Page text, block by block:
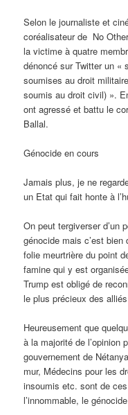
Selon le journaliste et
coréalisateur de No
la victime à quatre
dénoncé sur Twitter un
soumises au droit
soumis au droit civil) ».
ont agressé et battu le
Ballal.
Génocide en cours
Jamais plus, je ne
un Etat qui fait honte à
On peut tergiverser d’un
génocide mais c’est bien
folie meurtrière du point
famine qui y est
Trump est obligé de
le plus précieux des alliés
Heureusement que
à la majorité de l’opinion
gouvernement de
mur, Médecins pour les
insoumis etc. sont de
l’innommable, le